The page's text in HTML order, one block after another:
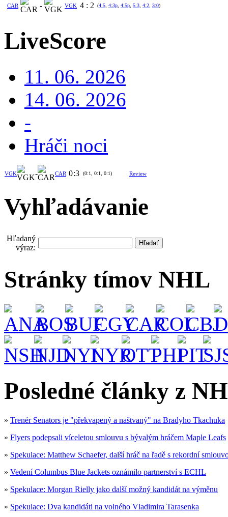
CAR - VGK 4 : 2 (4:5 4:3p 4:5p 5:3 4:2 3:0)
LiveScore
11. 06. 2026
14. 06. 2026
-
Hráči noci
VGK - CAR 0:3 (0:1, 0:1, 0:1) Review
Vyhľadávanie
Hľadaný
výraz:
Stránky tímov NHL
Posledné články z
» Trenér Senators je "překvapený a naštvaný" na Bradyho Tkachuka
» Flyers podepsali víceletou smlouvu s bývalým hráčem Maple Leafs
» Spekulace: Matthew Schaefer, další hráč na řadě s rekordní
» Vedení Columbus Blue Jackets oznámilo partnerství s ECHL
» Spekulace: Morgan Rielly jako další možný kandidát na výměnu
» Spekulace: Dva kandidáti na volného Vladimira Tarasenka